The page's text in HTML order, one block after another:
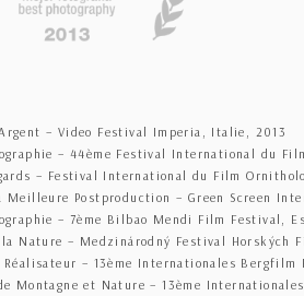
– Video Festival Imperia, Italie, 2013
– 44ème Festival International du
– Festival International du Film
Meilleure Postproduction – Green Screen
– 7ème Bilbao Mendi Film Festival,
Nature – Medzinárodný Festival Horských
– 13ème Internationales Bergfilm
Montagne et Nature – 13ème